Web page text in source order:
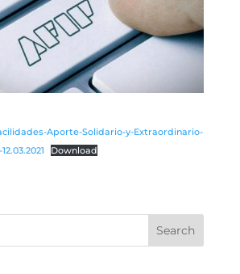
Aporte-Solidario-y-Extraordinario-
Download